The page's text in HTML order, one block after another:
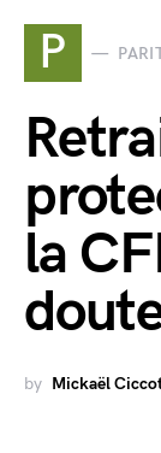
P
la
by Mickaël